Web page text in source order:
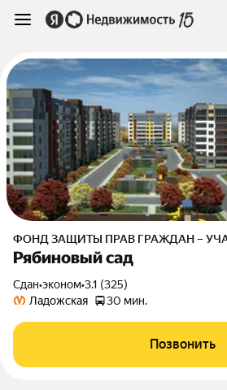
ФОНД ЗАЩИТЫ ПРАВ ГРАЖДАН – УЧАСТНИКОВ ДОЛЕВОГО
Рябиновый сад
Сдан•эконом•3.1 (325)
Ладожская
30 мин.
Позвонить